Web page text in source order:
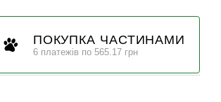
ПОКУПКА ЧАСТИНАМИ
6 платежів по 565.17 грн